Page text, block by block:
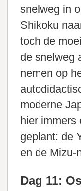
snelweg in
Shikoku
toch de
de snelweg
nemen op
moderne
hier immers
geplant: de
en de Mizu-
Dag 11: